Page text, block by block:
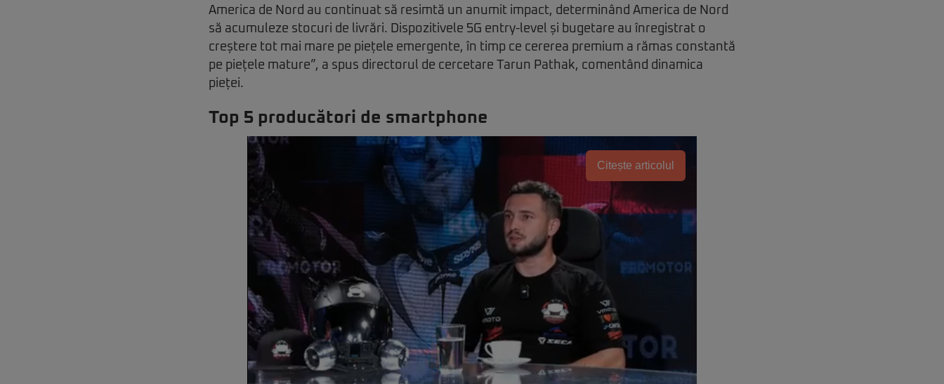
America de Nord au continuat să resimtă un anumit impact, determinând America de Nord
să acumuleze stocuri de livrări. Dispozitivele 5G entry-level și bugetare au înregistrat o
creștere tot mai mare pe piețele emergente, în timp ce cererea premium a rămas constantă
pe piețele mature”, a spus directorul de cercetare Tarun Pathak, comentând dinamica
pieței.
Top 5 producători de smartphone
Citește articolul